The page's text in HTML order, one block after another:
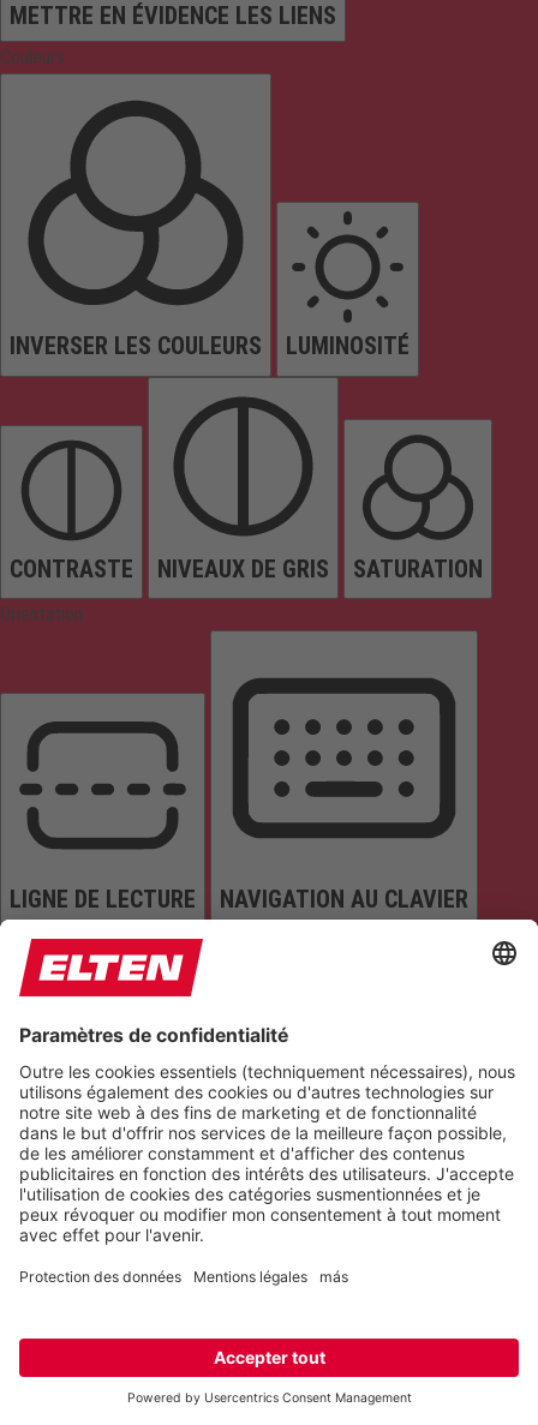
METTRE EN ÉVIDENCE LES LIENS
Couleurs
INVERSER LES COULEURS LUMINOSITÉ
CONTRASTE NIVEAUX DE GRIS SATURATION
Orientation
LIGNE DE LECTURE NAVIGATION AU CLAVIER
METTRE EN ÉVIDENCE LES TITRES